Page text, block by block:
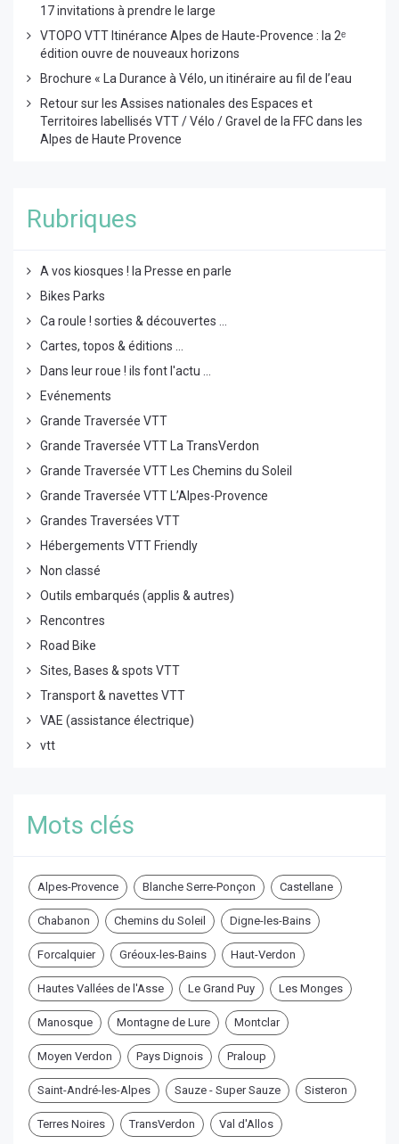
17 invitations à prendre le large
VTOPO VTT Itinérance Alpes de Haute-Provence : la 2ᵉ
édition ouvre de nouveaux horizons
Brochure « La Durance à Vélo, un itinéraire au fil de l’eau
Retour sur les Assises nationales des Espaces et
Territoires labellisés VTT / Vélo / Gravel de la FFC dans les
Alpes de Haute Provence
Rubriques
A vos kiosques ! la Presse en parle
Bikes Parks
Ca roule ! sorties & découvertes ...
Cartes, topos & éditions ...
Dans leur roue ! ils font l'actu ...
Evénements
Grande Traversée VTT
Grande Traversée VTT La TransVerdon
Grande Traversée VTT Les Chemins du Soleil
Grande Traversée VTT L’Alpes-Provence
Grandes Traversées VTT
Hébergements VTT Friendly
Non classé
Outils embarqués (applis & autres)
Rencontres
Road Bike
Sites, Bases & spots VTT
Transport & navettes VTT
VAE (assistance électrique)
vtt
Mots clés
Alpes-Provence Blanche Serre-Ponçon Castellane
Chabanon Chemins du Soleil Digne-les-Bains
Forcalquier Gréoux-les-Bains Haut-Verdon
Hautes Vallées de l'Asse Le Grand Puy Les Monges
Manosque Montagne de Lure Montclar
Moyen Verdon Pays Dignois Praloup
Saint-André-les-Alpes Sauze - Super Sauze Sisteron
Terres Noires TransVerdon Val d'Allos